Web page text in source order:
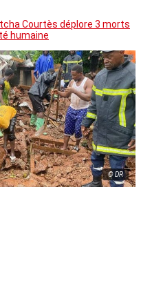
Courtès déplore 3 morts
humaine
© DR